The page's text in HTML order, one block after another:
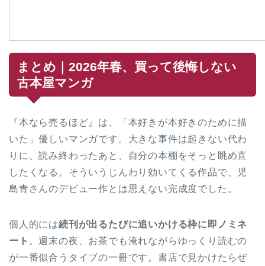
まとめ｜2026年春、買って後悔しない
古本屋マンガ
『本なら売るほど』は、「本好きが本好きのために描
いた」優しいマンガです。大きな事件は起きない代わ
りに、読み終わったあと、自分の本棚をそっと眺め直
したくなる。そういうじんわり効いてくる作品で、児
島青さんのデビュー作とは思えない完成度でした。
個人的には続刊が出るたびに追いかける枠に即ノミネ
ート 。週末の夜、お茶でも淹れながらゆっくり読むの
が一番似合うタイプの一冊です。書店で見かけたらぜ